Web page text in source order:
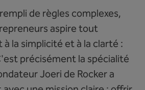
de règles complexes,
aspire tout
la simplicité et à la clarté :
précisément la spécialité
Joeri de Rocker a